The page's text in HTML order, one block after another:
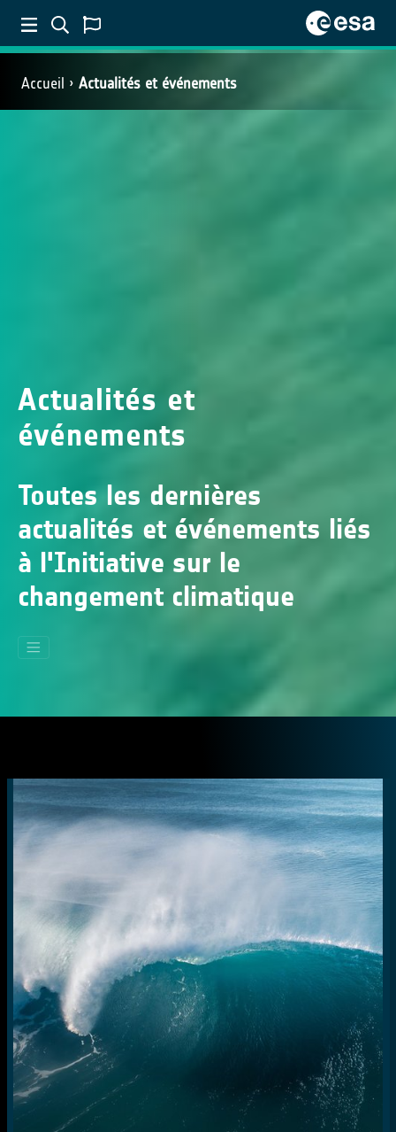
Accueil Actualités et événements
Actualités et
événements
Toutes les dernières
actualités et événements liés
à l'Initiative sur le
changement climatique